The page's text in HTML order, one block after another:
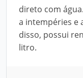
direto com
a intempéries e
disso, possui
litro.